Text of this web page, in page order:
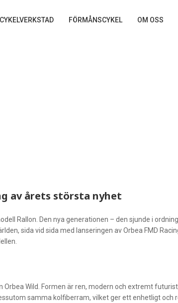
CYKELVERKSTAD FÖRMÅNSCYKEL OM OSS
av årets största nyhet
Rallon. Den nya generationen – den sjunde i
sida vid sida med lanseringen av Orbea FMD
Wild. Formen är ren, modern och extremt
samma kolfiberram, vilket ger ett enhetligt och